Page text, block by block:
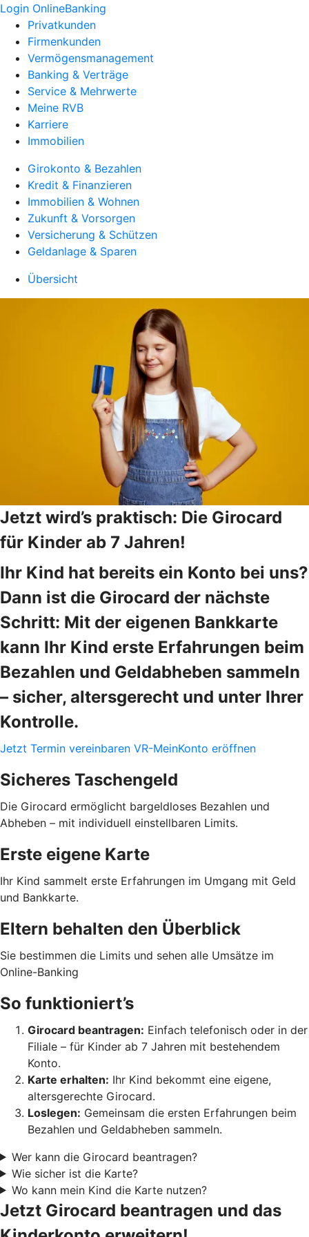
Login OnlineBanking
Privatkunden
Firmenkunden
Vermögensmanagement
Banking & Verträge
Service & Mehrwerte
Meine RVB
Karriere
Immobilien
Girokonto & Bezahlen
Kredit & Finanzieren
Immobilien & Wohnen
Zukunft & Vorsorgen
Versicherung & Schützen
Geldanlage & Sparen
Übersicht
Jetzt wird’s praktisch: Die Girocard
für Kinder ab 7 Jahren!
Ihr Kind hat bereits ein Konto bei uns?
Dann ist die Girocard der nächste
Schritt: Mit der eigenen Bankkarte
kann Ihr Kind erste Erfahrungen beim
Bezahlen und Geldabheben sammeln
– sicher, altersgerecht und unter Ihrer
Kontrolle.
Jetzt Termin vereinbaren VR-MeinKonto eröffnen
Sicheres Taschengeld
Die Girocard ermöglicht bargeldloses Bezahlen und
Abheben – mit individuell einstellbaren Limits.
Erste eigene Karte
Ihr Kind sammelt erste Erfahrungen im Umgang mit Geld
und Bankkarte.
Eltern behalten den Überblick
Sie bestimmen die Limits und sehen alle Umsätze im
Online-Banking
So funktioniert’s
Girocard beantragen: Einfach telefonisch oder in der
Filiale – für Kinder ab 7 Jahren mit bestehendem
Konto.
Karte erhalten: Ihr Kind bekommt eine eigene,
altersgerechte Girocard.
Loslegen: Gemeinsam die ersten Erfahrungen beim
Bezahlen und Geldabheben sammeln.
Wer kann die Girocard beantragen?
Wie sicher ist die Karte?
Wo kann mein Kind die Karte nutzen?
Jetzt Girocard beantragen und das